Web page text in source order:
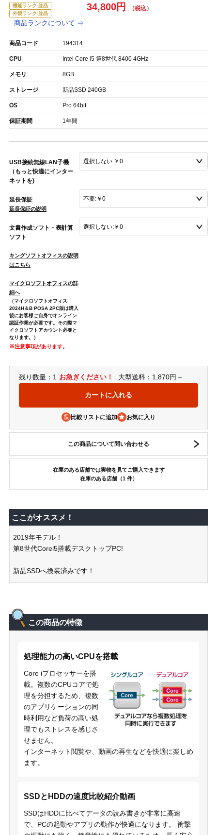
機能ランク:並品
外観ランク:並品
商品ランクについて ⇒
34,800円
商品コード 194314
CPU Intel Core i5 第8世代 8400 4GHz
メモリ 8GB
ストレージ 新品SSD 240GB
OS Pro 64bit
保証期間 1年間
USB接続無線LAN子機
（もっと快適にインター
ネットを)
延長保証
延長保証の説明
文書作成ソフト・表計算
ソフト
キングソフトオフィスの説明
はこちら
マイクロソフトオフィスの詳
細へ
（マイクロソフトオフィス
2024H＆B POSA 2PC版は購入
後にお客様ご自身でオンライン
認証作業が必要です。その際マ
イクロソフトアカウント必要と
なります。）
※注意事項があります。
残り数量：1 お急ぎください！ 大型送料：1,870円～
比較リストに追加
この商品について問い合わせる
在庫のある店舗では実物を見てご購入できます
在庫のある店舗（1 件）
ここがオススメ！
2019年モデル！
第8世代Corei5搭載デスクトップPC!
新品SSDへ換装済みです！
この商品の特徴
処理能力の高いCPUを搭載
Core iプロセッサーを搭
載。複数のCPUコアで処
理を分担するため、複数
のアプリケーションの同
時利用など負荷の高い処
理でもストレスを感じさ
せません。
インターネット閲覧や、動画の再生などを快適に楽しめ
ます。
SSDとHDDの速度比較紹介動画
SSDはHDDに比べてデータの読み書きが非常に高速
で、PCの起動やアプリの動作が快適になります。 衝撃